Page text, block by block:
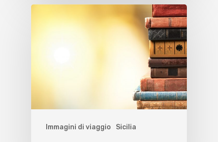
Immagini di viaggio Sicilia